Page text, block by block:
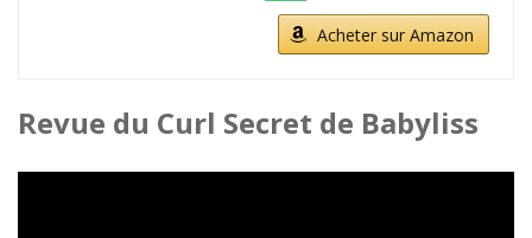
Acheter sur Amazon
Revue du Curl Secret de Babyliss